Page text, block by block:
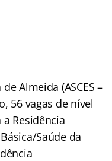
Almeida (ASCES –
56 vagas de nível
Residência
Saúde da